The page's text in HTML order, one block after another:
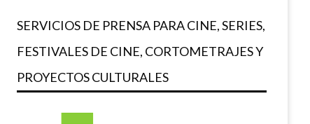
SERVICIOS DE PRENSA PARA CINE, SERIES,
FESTIVALES DE CINE, CORTOMETRAJES Y
PROYECTOS CULTURALES